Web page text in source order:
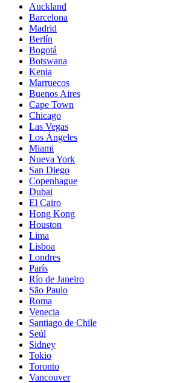
Auckland
Barcelona
Madrid
Berlín
Bogotá
Botswana
Kenia
Marruecos
Buenos Aires
Cape Town
Chicago
Las Vegas
Los Ángeles
Miami
Nueva York
San Diego
Copenhague
Dubai
El Cairo
Hong Kong
Houston
Lima
Lisboa
Londres
París
Río de Janeiro
São Paulo
Roma
Venecia
Santiago de Chile
Seúl
Sidney
Tokio
Toronto
Vancouver